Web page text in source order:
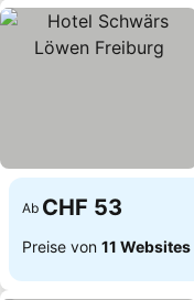
Ab CHF 53
Preise von 11 Websites